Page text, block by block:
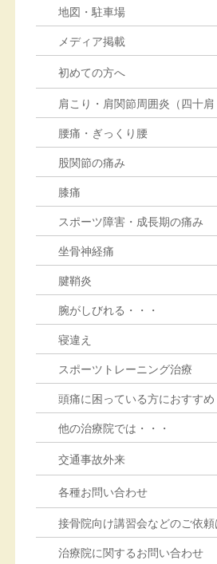
地図・駐車場
メディア掲載
初めての方へ
肩こり・肩関節周囲炎（四十肩
腰痛・ぎっくり腰
股関節の痛み
膝痛
スポーツ障害・成長期の痛み
坐骨神経痛
腱鞘炎
腕がしびれる・・・
寝違え
スポーツトレーニング治療
頭痛に困っている方におすすめ
他の治療院では・・・
交通事故外来
各種お問い合わせ
接骨院向け講習会などのご依頼
治療院に関するお問い合わせ